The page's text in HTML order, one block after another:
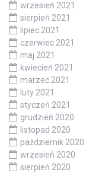
wrzesień 2021
sierpień 2021
lipiec 2021
czerwiec 2021
maj 2021
kwiecień 2021
marzec 2021
luty 2021
styczeń 2021
grudzień 2020
listopad 2020
październik 2020
wrzesień 2020
sierpień 2020